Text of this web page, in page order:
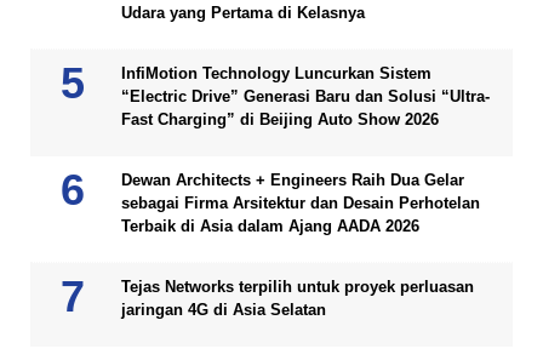
Udara yang Pertama di Kelasnya
InfiMotion Technology Luncurkan Sistem
“Electric Drive” Generasi Baru dan Solusi “Ultra-
Fast Charging” di Beijing Auto Show 2026
Dewan Architects + Engineers Raih Dua Gelar
sebagai Firma Arsitektur dan Desain Perhotelan
Terbaik di Asia dalam Ajang AADA 2026
Tejas Networks terpilih untuk proyek perluasan
jaringan 4G di Asia Selatan